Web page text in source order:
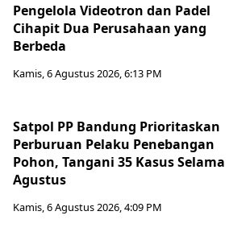
Pengelola Videotron dan Padel
Cihapit Dua Perusahaan yang
Berbeda
Kamis, 6 Agustus 2026, 6:13 PM
Satpol PP Bandung Prioritaskan
Perburuan Pelaku Penebangan
Pohon, Tangani 35 Kasus Selama
Agustus
Kamis, 6 Agustus 2026, 4:09 PM